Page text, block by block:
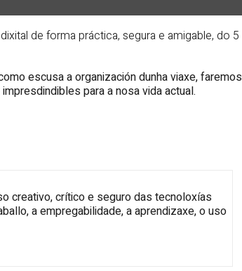
de forma práctica, segura e amigable, do 5
escusa a organización dunha viaxe, faremos
para a nosa vida actual.
creativo, crítico e seguro das tecnoloxías
a empregabilidade, a aprendizaxe, o uso